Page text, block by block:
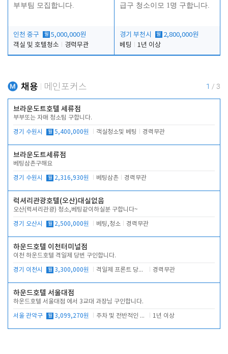
부부팀 모집합니다.
인천 중구 월 5,000,000원
객실 및 호텔청소
경력무관
급구 청소이모 1명 구합니다.
경기 부천시 월 2,800,000원
베팅
1년 이상
채용 메인포커스 1 / 3
브라운도트호텔 세류점
부부또는 자매 청소팀 구합니다.
경기 수원시 월 5,400,000원 객실청소및 베팅 경력무관
브라운도트세류점
베팅삼촌구해요
경기 수원시 월 2,316,930원 베팅삼촌 경력무관
럭셔리관광호텔(오산)대실없음
오산(럭셔리관광) 청소,베팅같이하실분 구합니다~
경기 오산시 월 2,500,000원 베팅,청소 경력무관
하운드호텔 이천터미널점
이천 하운드호텔 격일제 당번 구인합니다.
경기 이천시 월 3,300,000원 격일제 프론트 당번 업무로 주차 및 객실 점검 경력무관
하운드호텔 서울대점
하운드호텔 서울대점 에서 3교대 과장님 구인합니다.
서울 관악구 월 3,099,270원 주차 및 전반적인 당번업무 1년 이상